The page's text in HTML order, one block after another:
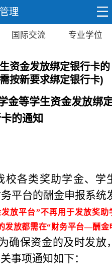
理
国际交流 专业学位
资金发放绑定银行卡的
按新要求绑定银行卡)
金等学生资金发放绑
的通知
校各类奖助学金、学
平台的酬金申报系统
放平台”不再用于发放奖助
发放都需在“财务平台—酬金
确保资金的及时发放
事项通知如下：